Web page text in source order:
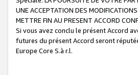
UNE ACCEPTATION DES
METTRE FIN AU PRESENT ACCORD
Si vous avez conclu le présent Accord
futures du présent Accord seront
Europe Core S.à r.l.